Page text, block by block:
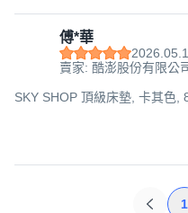
傅*華
賣家: 酷澎股份有限公
SKY SHOP 頂級床墊, 卡其色,
1